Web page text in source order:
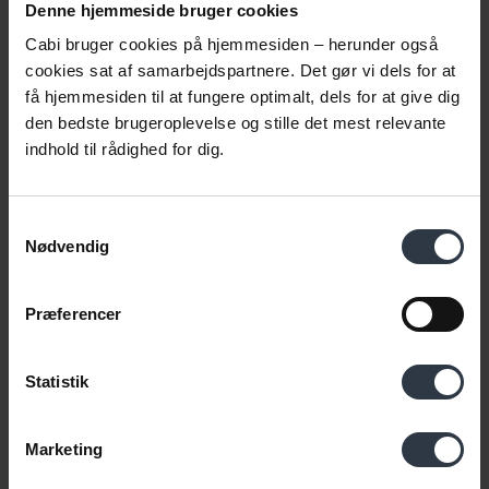
Denne hjemmeside bruger cookies
Cabi bruger cookies på hjemmesiden – herunder også
cookies sat af samarbejdspartnere. Det gør vi dels for at
få hjemmesiden til at fungere optimalt, dels for at give dig
den bedste brugeroplevelse og stille det mest relevante
indhold til rådighed for dig.
Nødvendig
Præferencer
Statistik
Marketing